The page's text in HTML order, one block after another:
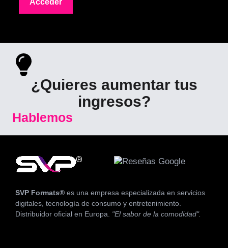
¿Quieres aumentar tus
ingresos?
Hablemos
SVP Formats® es una empresa especializada en servicios
digitales, tecnología de consumo y entretenimiento.
Distribuidor oficial en Europa.
"El sabor de la comodidad".